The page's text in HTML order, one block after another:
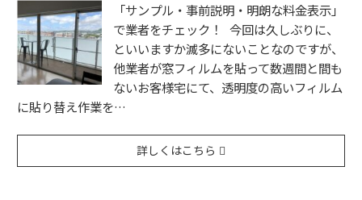
「サンプル・事前説明・明朗な料金表示」
で業者をチェック！ 今回は久しぶりに、
といいますか滅多にないことなのですが、
他業者が窓フィルムを貼って数週間と間も
ないお客様宅にて、透明度の高いフィルム
に貼り替え作業を…
詳しくはこちら